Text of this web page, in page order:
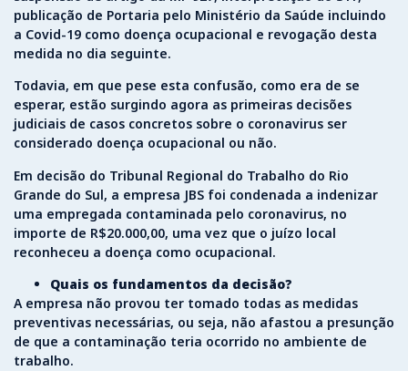
publicação de Portaria pelo Ministério da Saúde incluindo
a Covid-19 como doença ocupacional e revogação desta
medida no dia seguinte.
Todavia, em que pese esta confusão, como era de se
esperar, estão surgindo agora as primeiras decisões
judiciais de casos concretos sobre o coronavirus ser
considerado doença ocupacional ou não.
Em decisão do Tribunal Regional do Trabalho do Rio
Grande do Sul, a empresa JBS foi condenada a indenizar
uma empregada contaminada pelo coronavirus, no
importe de R$20.000,00, uma vez que o juízo local
reconheceu a doença como ocupacional.
Quais os fundamentos da decisão?
A empresa não provou ter tomado todas as medidas
preventivas necessárias, ou seja, não afastou a presunção
de que a contaminação teria ocorrido no ambiente de
trabalho.